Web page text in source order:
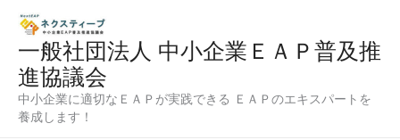
一般社団法人 中小企業ＥＡＰ普及推
進協議会
中小企業に適切なＥＡＰが実践できる ＥＡＰのエキスパートを
養成します！